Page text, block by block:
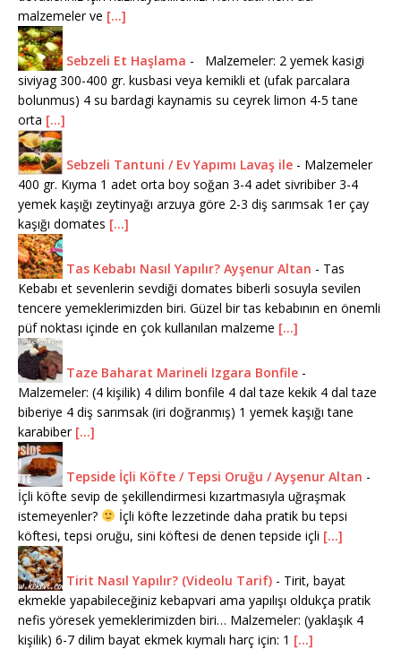
malzemeler ve [...]
Sebzeli Et Haşlama -
Malzemeler: 2 yemek kasigi
siviyag 300-400 gr. kusbasi veya kemikli et (ufak parcalara
bolunmus) 4 su bardagi kaynamis su ceyrek limon 4-5 tane
orta [...]
Sebzeli Tantuni / Ev Yapımı Lavaş ile - Malzemeler
400 gr. Kıyma 1 adet orta boy soğan 3-4 adet sivribiber 3-4
yemek kaşığı zeytinyağı arzuya göre 2-3 diş sarımsak 1er çay
kaşığı domates [...]
Tas Kebabı Nasıl Yapılır? Ayşenur Altan - Tas
Kebabı et sevenlerin sevdiği domates biberli sosuyla sevilen
tencere yemeklerimizden biri. Güzel bir tas kebabının en önemli
püf noktası içinde en çok kullanılan malzeme [...]
Taze Baharat Marineli Izgara Bonfile -
Malzemeler: (4 kişilik) 4 dilim bonfile 4 dal taze kekik 4 dal taze
biberiye 4 diş sarımsak (iri doğranmış) 1 yemek kaşığı tane
karabiber [...]
Tepside İçli Köfte / Tepsi Oruğu / Ayşenur Altan -
İçli köfte sevip de şekillendirmesi kızartmasıyla uğraşmak
istemeyenler?
İçli köfte lezzetinde daha pratik bu tepsi
köftesi, tepsi oruğu, sini köftesi de denen tepside içli [...]
Tirit Nasıl Yapılır? (Videolu Tarif) - Tirit, bayat
ekmekle yapabileceğiniz kebapvari ama yapılışı oldukça pratik
nefis yöresek yemeklerimizden biri… Malzemeler: (yaklaşık 4
kişilik) 6-7 dilim bayat ekmek kıymalı harç için: 1 [...]